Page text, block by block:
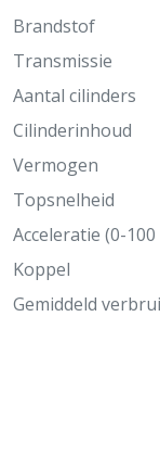
Brandstof
Transmissie
Aantal cilinders
Cilinderinhoud
Vermogen
Topsnelheid
Acceleratie (0-
Koppel
Gemiddeld